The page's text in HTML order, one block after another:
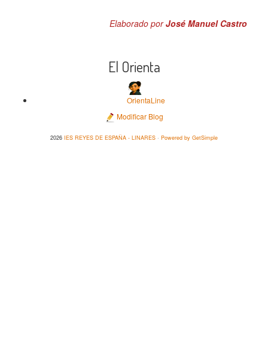
Elaborado porJosé Manuel Castro
El Orienta
OrientaLine
Modificar Blog
2026 IES REYES DE ESPAÑA - LINARES · Powered by GetSimple